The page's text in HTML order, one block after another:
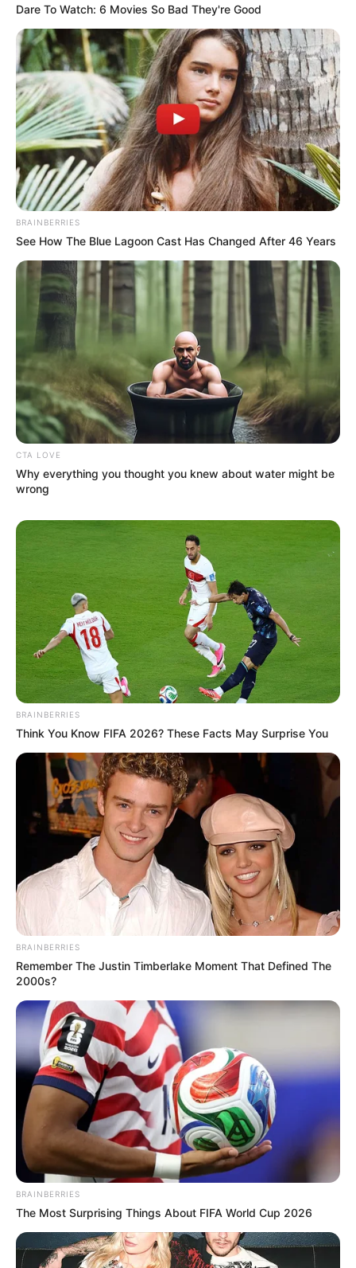
Dare To Watch: 6 Movies So Bad They're Good
BRAINBERRIES
See How The Blue Lagoon Cast Has Changed After 46 Years
CTA LOVE
Why everything you thought you knew about water might be
wrong
BRAINBERRIES
Think You Know FIFA 2026? These Facts May Surprise You
BRAINBERRIES
Remember The Justin Timberlake Moment That Defined The
2000s?
BRAINBERRIES
The Most Surprising Things About FIFA World Cup 2026